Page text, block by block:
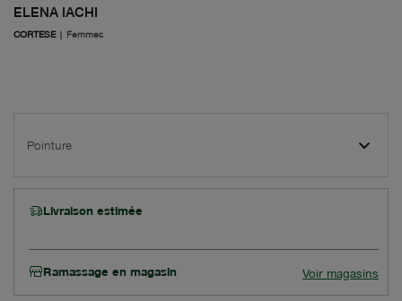
ELENA IACHI
CORTESE| Femmes
Pointure
Livraison estimée
Ramassage en magasin Voir magasins